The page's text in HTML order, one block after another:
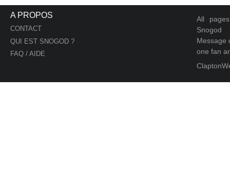
A PROPOS
CONTACT
QUI EST SNOGOD ?
FAQ / AIDE
All
Snogod
Message
one fan